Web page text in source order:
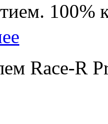
100%
Race-R